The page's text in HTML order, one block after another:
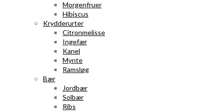
Morgenfruer
Hibiscus
Krydderurter
Citronmelisse
Ingefær
Kanel
Mynte
Ramsløg
Bær
Jordbær
Solbær
Ribs